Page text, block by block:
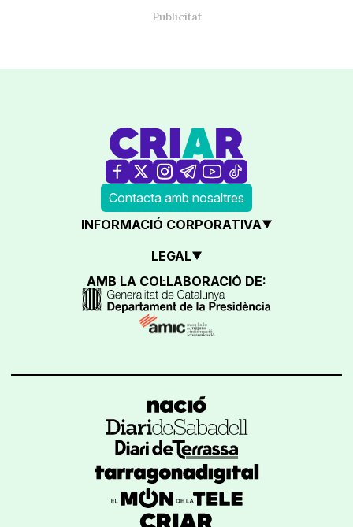
Contacta amb nosaltres
INFORMACIÓ CORPORATIVA
LEGAL
AMB LA COL·LABORACIÓ DE: